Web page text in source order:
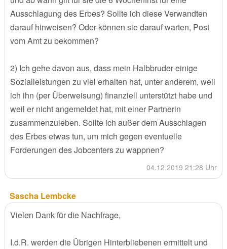
Ausschlagung des Erbes? Sollte ich diese Verwandten
darauf hinweisen? Oder können sie darauf warten, Post
vom Amt zu bekommen?
2) Ich gehe davon aus, dass mein Halbbruder einige
Sozialleistungen zu viel erhalten hat, unter anderem, weil
ich ihn (per Überweisung) finanziell unterstützt habe und
weil er nicht angemeldet hat, mit einer Partnerin
zusammenzuleben. Sollte ich außer dem Ausschlagen
des Erbes etwas tun, um mich gegen eventuelle
Forderungen des Jobcenters zu wappnen?
04.12.2019 21:28 Uhr
Sascha Lembcke
Vielen Dank für die Nachfrage,
I.d.R. werden die Übrigen Hinterbliebenen ermittelt und